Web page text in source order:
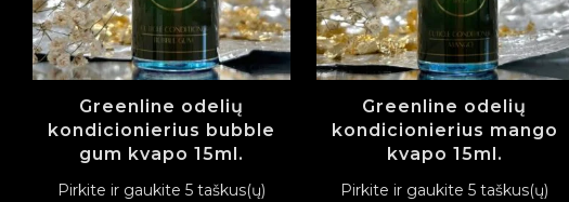
Greenline odelių
kondicionierius bubble
gum kvapo 15ml.
Pirkite ir gaukite 5 taškus(ų)
Greenline odelių
kondicionierius mango
kvapo 15ml.
Pirkite ir gaukite 5 taškus(ų)